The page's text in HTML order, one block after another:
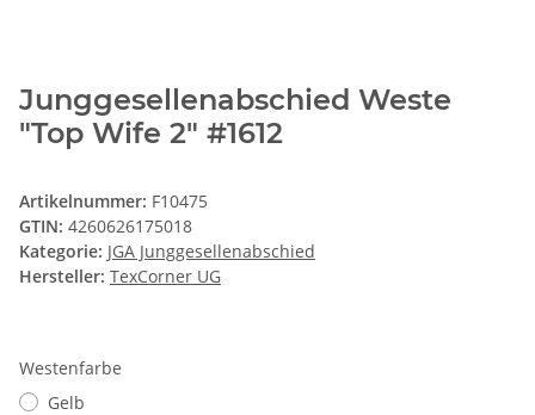
Junggesellenabschied Weste
"Top Wife 2" #1612
Artikelnummer: F10475
GTIN: 4260626175018
Kategorie: JGA Junggesellenabschied
Hersteller: TexCorner UG
Westenfarbe
Gelb